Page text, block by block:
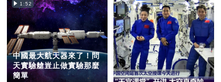
1:52
中國最大航天器來了！問
天實驗艙豈止做實驗那麼
簡單